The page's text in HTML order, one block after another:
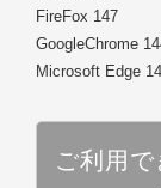
FireFox 147
GoogleChrome
Microsoft Edge
ご利用